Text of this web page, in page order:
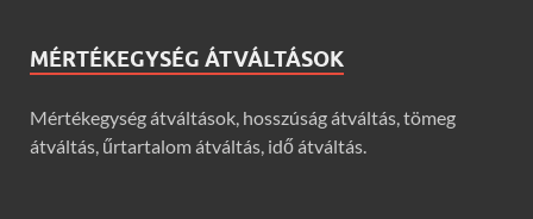
MÉRTÉKEGYSÉG ÁTVÁLTÁSOK
Mértékegység átváltások, hosszúság átváltás, tömeg
átváltás, űrtartalom átváltás, idő átváltás.